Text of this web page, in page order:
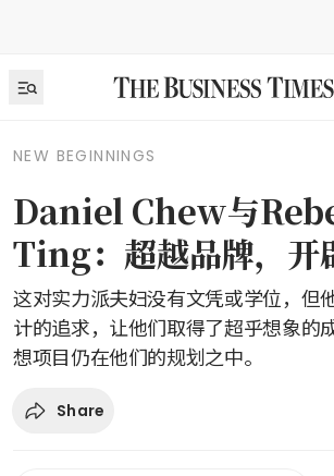
NEW BEGINNINGS
Daniel Chew与
Ting：超越品牌，开
这对实力派夫妇没有文凭或学位，但
计的追求，让他们取得了超乎想象
想项目仍在他们的规划之中。
Share